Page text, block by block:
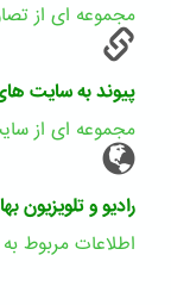
مجموعه ای از
پیوند به سایت
مجموعه ای از
رادیو و تلویزیون
اطلاعات مربوط